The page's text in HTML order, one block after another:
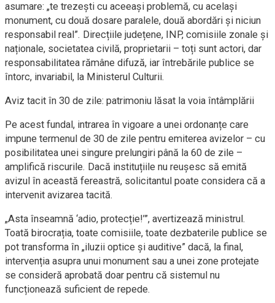
asumare: „te trezești cu aceeași problemă, cu același
monument, cu două dosare paralele, două abordări și niciun
responsabil real”. Direcțiile județene, INP, comisiile zonale și
naționale, societatea civilă, proprietarii – toți sunt actori, dar
responsabilitatea rămâne difuză, iar întrebările publice se
întorc, invariabil, la Ministerul Culturii.
Aviz tacit în 30 de zile: patrimoniu lăsat la voia întâmplării
Pe acest fundal, intrarea în vigoare a unei ordonanțe care
impune termenul de 30 de zile pentru emiterea avizelor – cu
posibilitatea unei singure prelungiri până la 60 de zile –
amplifică riscurile. Dacă instituțiile nu reușesc să emită
avizul în această fereastră, solicitantul poate considera că a
intervenit avizarea tacită.
„Asta înseamnă ‘adio, protecție!’”, avertizează ministrul.
Toată birocrația, toate comisiile, toate dezbaterile publice se
pot transforma în „iluzii optice și auditive” dacă, la final,
intervenția asupra unui monument sau a unei zone protejate
se consideră aprobată doar pentru că sistemul nu
funcționează suficient de repede.